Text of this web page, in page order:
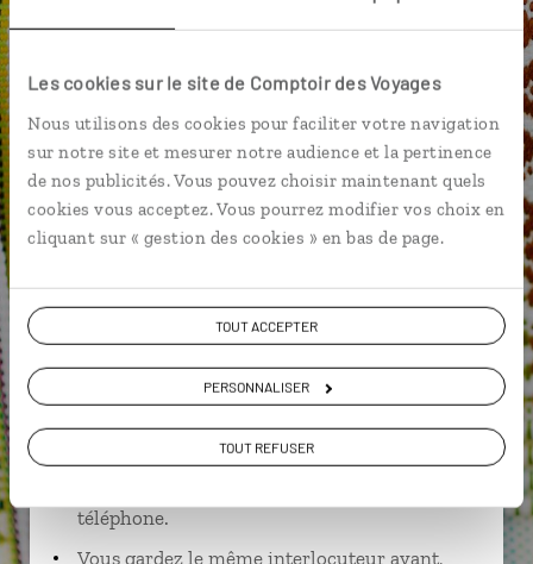
Les cookies sur le site de Comptoir des Voyages
Nous utilisons des cookies pour faciliter votre navigation
sur notre site et mesurer notre audience et la pertinence
de nos publicités. Vous pouvez choisir maintenant quels
cookies vous acceptez. Vous pourrez modifier vos choix en
cliquant sur « gestion des cookies » en bas de page.
TOUT ACCEPTER
PERSONNALISER
TOUT REFUSER
Isthme de Courlande Klaipeda
Aurore,
spécialiste Lituanie
Suivez vos envies et demandez conseils à nos
spécialistes
Ils sauront organiser votre itinéraire au plus
Échangez en face à face ou depuis nos studios
téléphone.
Vous gardez le même interlocuteur avant,